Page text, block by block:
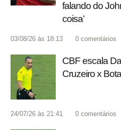
falando do
coisa’
03/08/26 às 18:13 0 comentários
CBF escala
Cruzeiro x
24/07/26 às 21:41 0 comentários